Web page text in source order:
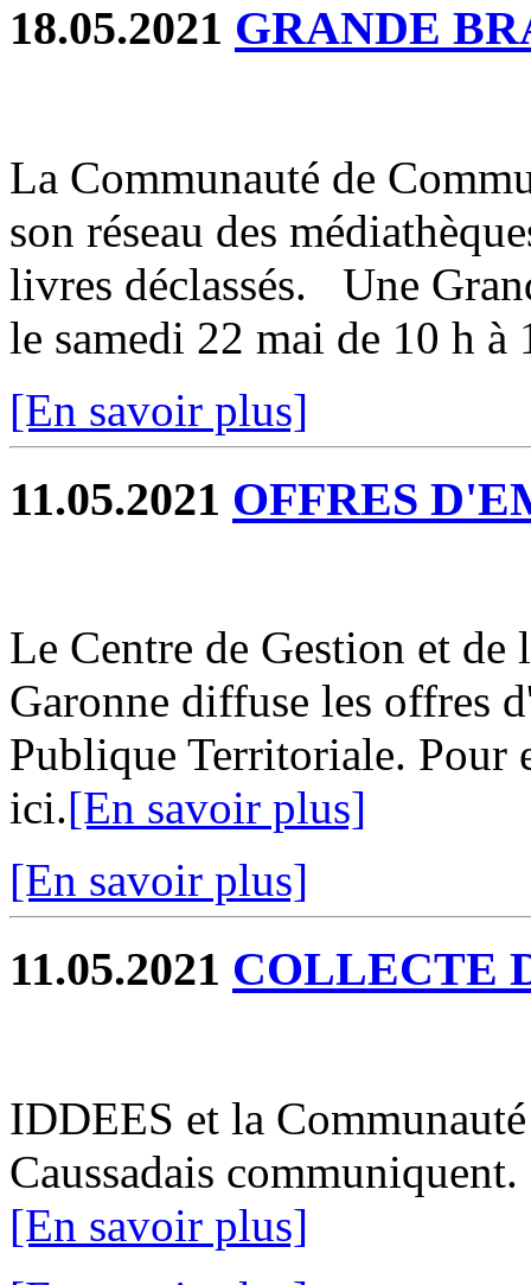
18.05.2021 GRANDE
La Communauté de
son réseau des
livres déclassés. Une
le samedi 22 mai de 10 h
[En savoir plus]
11.05.2021 OFFRES
Le Centre de Gestion et
Garonne diffuse les offres
Publique Territoriale. Pour
ici.[En savoir plus]
[En savoir plus]
11.05.2021 COLLECTE
IDDEES et la
Caussadais
[En savoir plus]